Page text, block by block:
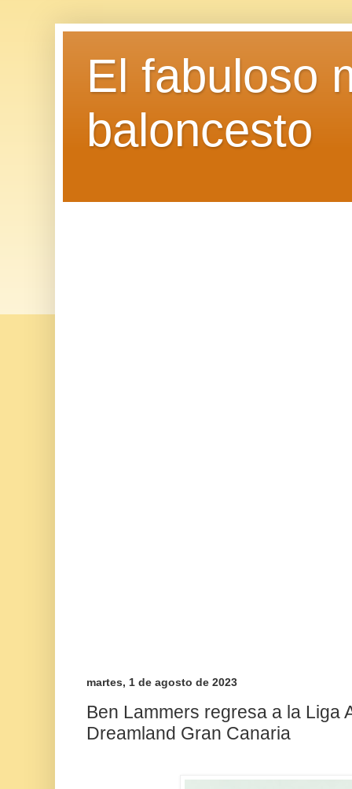
El fabuloso
baloncesto
martes, 1 de agosto de 2023
Ben Lammers regresa a la Liga
Dreamland Gran Canaria